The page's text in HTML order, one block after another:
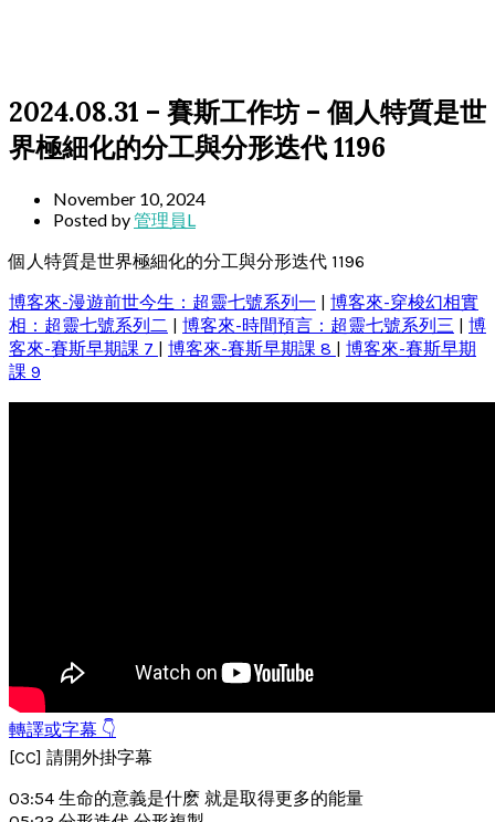
2024.08.31 – 賽斯工作坊 – 個人特質是世
界極細化的分工與分形迭代 1196
November 10, 2024
Posted by管理員L
個人特質是世界極細化的分工與分形迭代 1196
博客來-漫遊前世今生：超靈七號系列一
博客來-穿梭幻相實
相：超靈七號系列二
博客來-時間預言：超靈七號系列三
博
客來-賽斯早期課 7
博客來-賽斯早期課 8
博客來-賽斯早期
課 9
轉譯或字幕 👇
[CC] 請開外掛字幕
03:54 生命的意義是什麽 就是取得更多的能量